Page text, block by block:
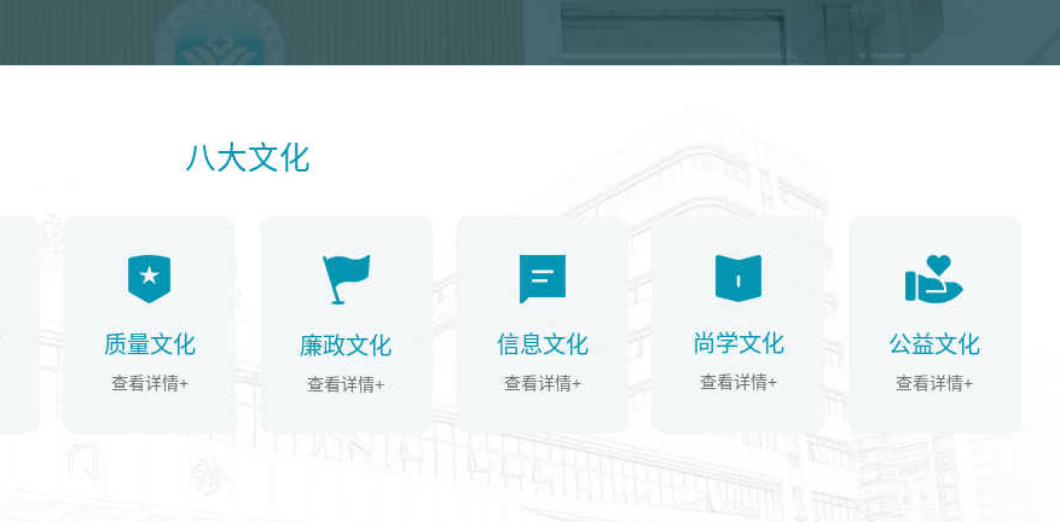
八大文化
质量文化
查看详情+
廉政文化
查看详情+
信息文化
查看详情+
尚学文化
查看详情+
公益文化
查看详情+